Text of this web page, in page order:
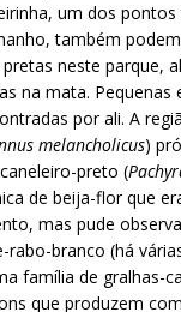
um dos
também
neste parque,
na mata.
por ali. A
melancholicus)
preto (
de beija-flor que
mas pude
rabo-branco (há
família de gralhas-
que produzem